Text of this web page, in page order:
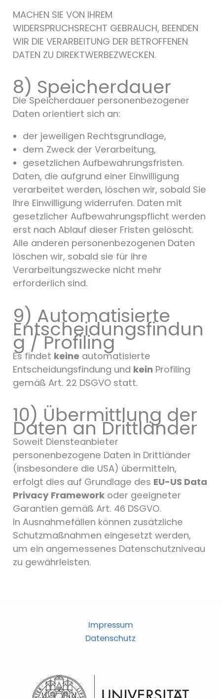
MACHEN SIE VON IHREM
WIDERSPRUCHSRECHT GEBRAUCH, BEENDEN
WIR DIE VERARBEITUNG DER BETROFFENEN
DATEN ZU DIREKTWERBEZWECKEN.
8) Speicherdauer
Die Speicherdauer personenbezogener
Daten orientiert sich an:
der jeweiligen Rechtsgrundlage,
dem Zweck der Verarbeitung,
gesetzlichen Aufbewahrungsfristen.
Daten, die aufgrund einer Einwilligung
verarbeitet werden, löschen wir, sobald Sie
Ihre Einwilligung widerrufen. Daten mit
gesetzlicher Aufbewahrungspflicht werden
erst nach Ablauf dieser Fristen gelöscht.
Alle anderen personenbezogenen Daten
löschen wir, sobald sie für ihre
Verarbeitungszwecke nicht mehr
erforderlich sind.
9) Automatisierte
Entscheidungsfindun
g / Profiling
Es findet keine automatisierte
Entscheidungsfindung und kein Profiling
gemäß Art. 22 DSGVO statt.
10) Übermittlung der
Daten an Drittländer
Soweit Diensteanbieter
personenbezogene Daten in Drittländer
(insbesondere die USA) übermitteln,
erfolgt dies auf Grundlage des EU-US Data
Privacy Framework oder geeigneter
Garantien gemäß Art. 46 DSGVO.
In Ausnahmefällen können zusätzliche
Schutzmaßnahmen eingesetzt werden,
um ein angemessenes Datenschutzniveau
zu gewährleisten.
Impressum
Datenschutz